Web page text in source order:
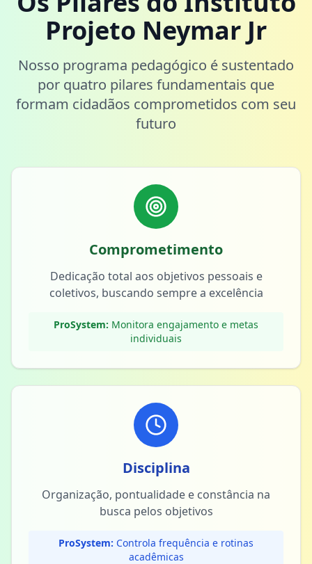
Projeto Neymar Jr
Nosso programa pedagógico é sustentado
por quatro pilares fundamentais que
formam cidadãos comprometidos com seu
futuro
Comprometimento
Dedicação total aos objetivos pessoais e
coletivos, buscando sempre a excelência
ProSystem: Monitora engajamento e metas
individuais
Disciplina
Organização, pontualidade e constância na
busca pelos objetivos
ProSystem: Controla frequência e rotinas
acadêmicas